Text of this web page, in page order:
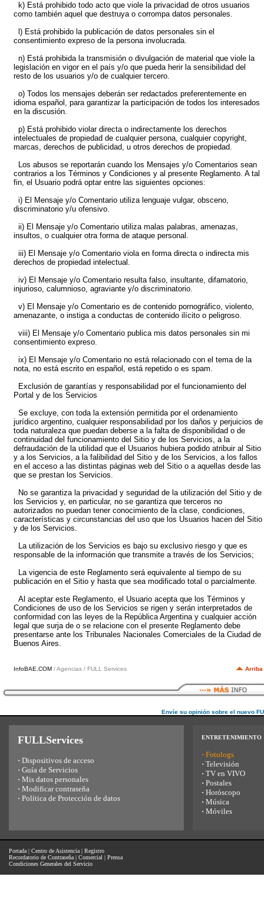
k) Está prohibido todo acto que viole la privacidad de otros usuarios
como también aquel que destruya o corrompa datos personales.
l) Está prohibido la publicación de datos personales sin el
consentimiento expreso de la persona involucrada.
n) Está prohibida la transmisión o divulgación de material que viole la
legislación en vigor en el país y/o que pueda herir la sensibilidad del
resto de los usuarios y/o de cualquier tercero.
o) Todos los mensajes deberán ser redactados preferentemente en
idioma español, para garantizar la participación de todos los interesados
en la discusión.
p) Está prohibido violar directa o indirectamente los derechos
intelectuales de propiedad de cualquier persona, cualquier copyright,
marcas, derechos de publicidad, u otros derechos de propiedad.
Los abusos se reportarán cuando los Mensajes y/o Comentarios sean
contrarios a los Términos y Condiciones y al presente Reglamento. A tal
fin, el Usuario podrá optar entre las siguientes opciones:
i) El Mensaje y/o Comentario utiliza lenguaje vulgar, obsceno,
discriminatorio y/u ofensivo.
ii) El Mensaje y/o Comentario utiliza malas palabras, amenazas,
insultos, o cualquier otra forma de ataque personal.
iii) El Mensaje y/o Comentario viola en forma directa o indirecta mis
derechos de propiedad intelectual.
iv) El Mensaje y/o Comentario resulta falso, insultante, difamatorio,
injurioso, calumnioso, agraviante y/o discriminatorio.
v) El Mensaje y/o Comentario es de contenido pornográfico, violento,
amenazante, o instiga a conductas de contenido ilícito o peligroso.
viii) El Mensaje y/o Comentario publica mis datos personales sin mi
consentimiento expreso.
ix) El Mensaje y/o Comentario no está relacionado con el tema de la
nota, no está escrito en español, está repetido o es spam.
Exclusión de garantías y responsabilidad por el funcionamiento del
Portal y de los Servicios
Se excluye, con toda la extensión permitida por el ordenamiento
jurídico argentino, cualquier responsabilidad por los daños y perjuicios de
toda naturaleza que puedan deberse a la falta de disponibilidad o de
continuidad del funcionamiento del Sitio y de los Servicios, a la
defraudación de la utilidad que el Usuarios hubiera podido atribuir al Sitio
y a los Servicios, a la falibilidad del Sitio y de los Servicios, a los fallos
en el acceso a las distintas páginas web del Sitio o a aquellas desde las
que se prestan los Servicios.
No se garantiza la privacidad y seguridad de la utilización del Sitio y de
los Servicios y, en particular, no se garantiza que terceros no
autorizados no puedan tener conocimiento de la clase, condiciones,
características y circunstancias del uso que los Usuarios hacen del Sitio
y de los Servicios.
La utilización de los Servicios es bajo su exclusivo riesgo y que es
responsable de la información que transmite a través de los Servicios;
La vigencia de este Reglamento será equivalente al tiempo de su
publicación en el Sitio y hasta que sea modificado total o parcialmente.
Al aceptar este Reglamento, el Usuario acepta que los Términos y
Condiciones de uso de los Servicios se rigen y serán interpretados de
conformidad con las leyes de la República Argentina y cualquier acción
legal que surja de o se relacione con el presente Reglamento debe
presentarse ante los Tribunales Nacionales Comerciales de la Ciudad de
Buenos Aires.
InfoBAE.COM / Agencias / FULL Services Arriba
Envíe su opinión sobre el nuevo
FULLServices
· Dispositivos de acceso
· Guía de Servicios
· Mis datos personales
· Modificar contraseña
· Política de Protección de datos
ENTRETENIMIENTO
· Fotologs
· Televisión
· TV en VIVO
· Postales
· Horóscopo
· Música
· Móviles
Portada | Centro de Asistencia | Registro
Recordatorio de Contraseña | Comercial | Prensa
Condiciones Generales del Servicio